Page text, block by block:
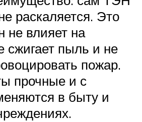
раскаляется. Это
не влияет на
сжигает пыль и не
пожар.
прочные и с
в быту и